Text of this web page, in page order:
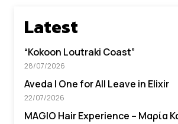
Latest
“Kokoon Loutraki Coast”
28/07/2026
Aveda I One for All Leave in Elixir
22/07/2026
MAGIO Hair Experience – Μαρία